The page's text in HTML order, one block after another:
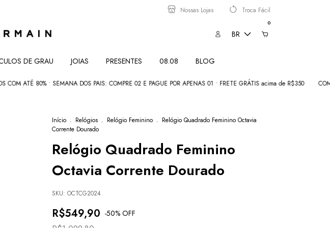
Nossas Lojas Troca Fácil
BR
0
DE GRAU JOIAS PRESENTES 08.08 BLOG
• SEMANA DOS PAIS: COMPRE 02 E PAGUE POR APENAS 01 • FRETE GRÁTIS acima de R$350 COMEÇOU 08.08:
Início . Relógios . Relógio Feminino . Relógio Quadrado Feminino Octavia
Corrente Dourado
Relógio Quadrado Feminino
Octavia Corrente Dourado
SKU: OCTCG2024
R$549,90 -50% OFF